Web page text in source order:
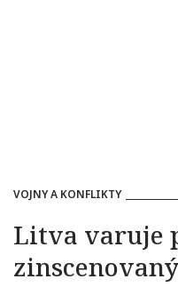
VOJNY A KONFLIKTY
Litva varuje